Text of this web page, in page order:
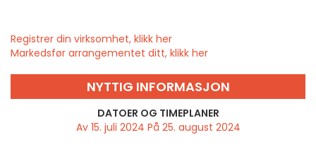
Registrer din virksomhet, klikk her
Markedsfør arrangementet ditt, klikk her
NYTTIG INFORMASJON
DATOER OG TIMEPLANER
Av 15. juli 2024 På 25. august 2024